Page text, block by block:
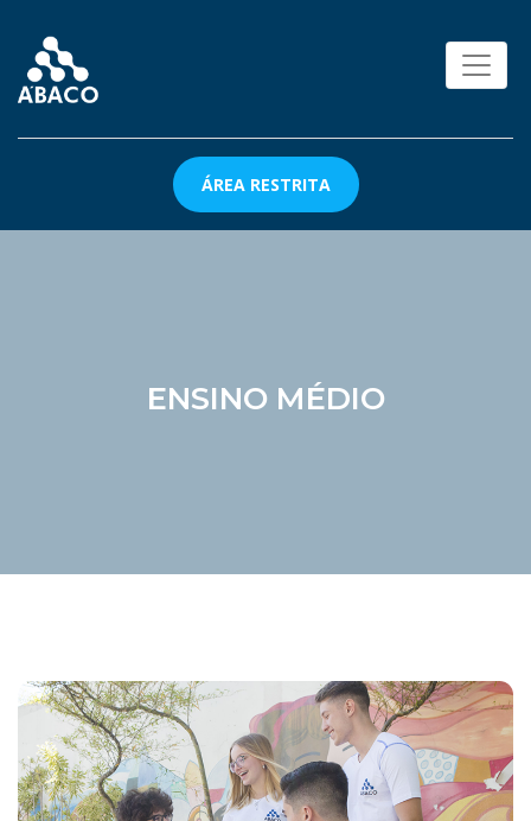
ÁREA RESTRITA
ENSINO MÉDIO